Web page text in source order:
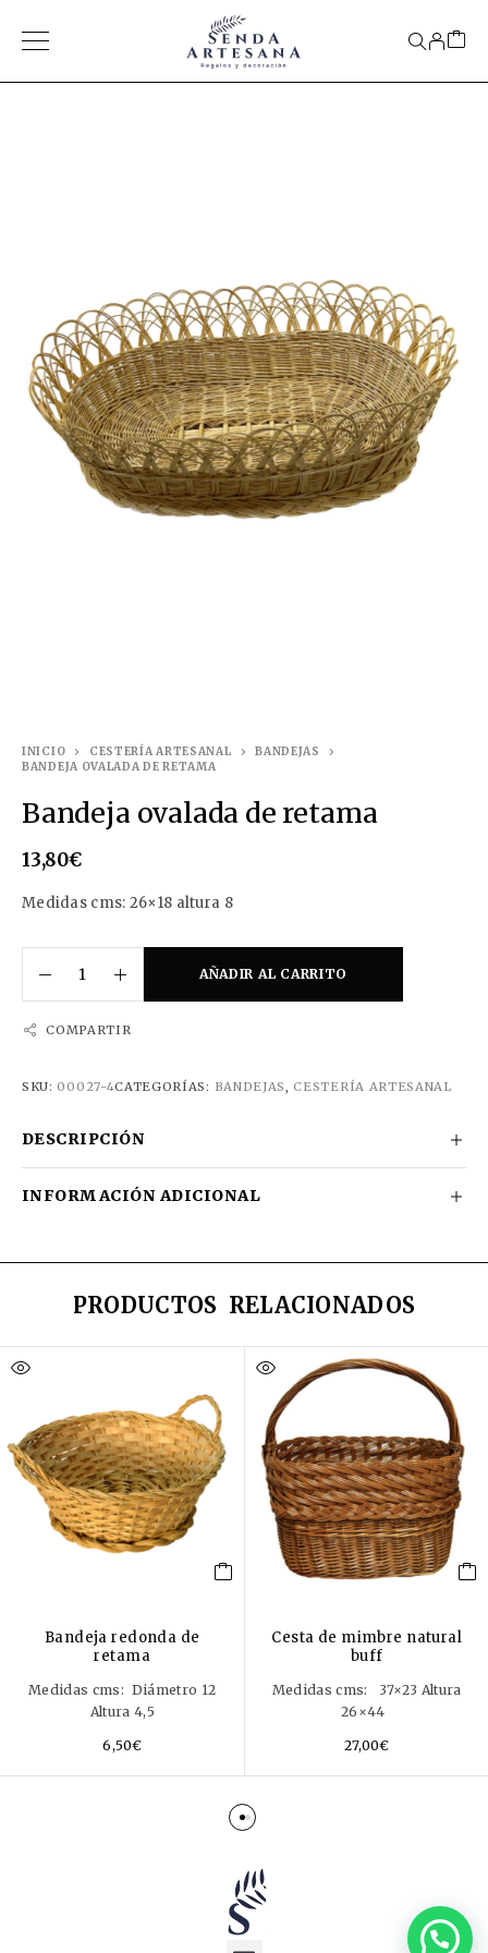
INICIO CESTERÍA ARTESANAL
BANDEJAS
BANDEJA OVALADA DE RETAMA
Bandeja ovalada de retama
13,80€
Medidas cms: 26×18 altura 8
AÑADIR AL CARRITO
COMPARTIR
SKU:00027-4CATEGORÍAS: BANDEJAS, CESTERÍA ARTESANAL
DESCRIPCIÓN
INFORMACIÓN ADICIONAL
PRODUCTOS RELACIONADOS
Bandeja redonda de
retama
Medidas cms: Diámetro 12
Altura 4,5
6,50€
Cesta de mimbre natural
buff
Medidas cms: 37×23 Altura
26×44
27,00€